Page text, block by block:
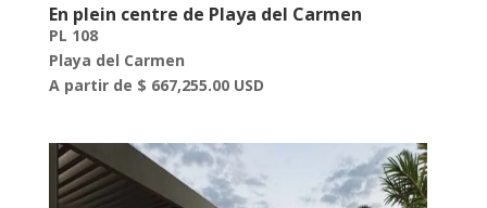
En plein centre de Playa del Carmen
PL 108
Playa del Carmen
A partir de $ 667,255.00 USD